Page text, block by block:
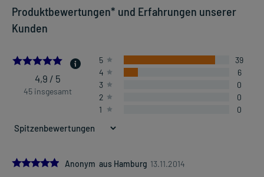
Produktbewertungen* und Erfahrungen unserer
Kunden
4.866666666666666
4,9 / 5
45 insgesamt
5
39
4
6
3
0
2
0
1
0
5.0Anonym aus Hamburg 13.11.2014